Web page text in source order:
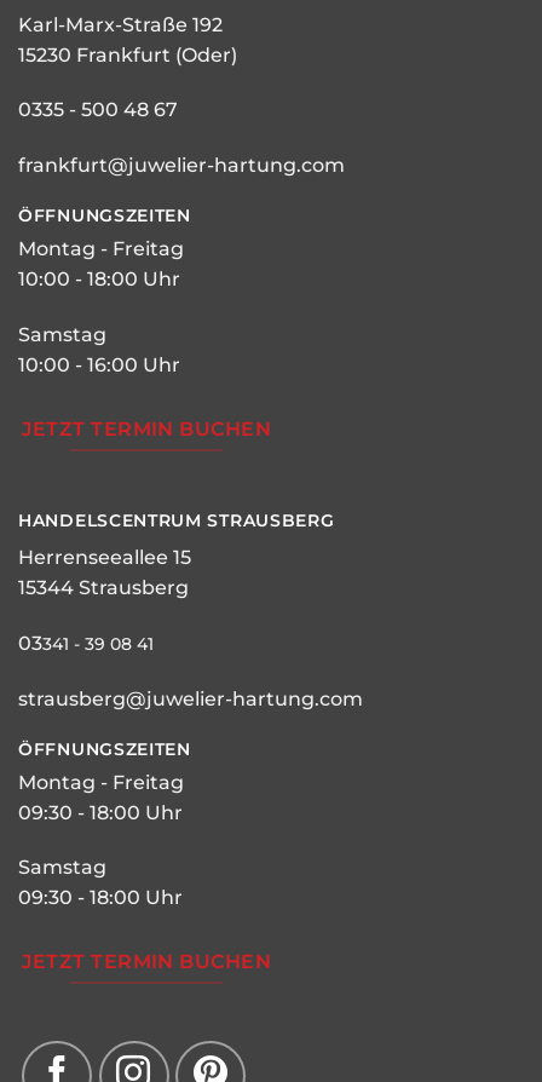
Karl-Marx-Straße 192
15230 Frankfurt (Oder)
0335 - 500 48 67
frankfurt@juwelier-hartung.com
ÖFFNUNGSZEITEN
Montag - Freitag
10:00 - 18:00 Uhr
Samstag
10:00 - 16:00 Uhr
JETZT TERMIN BUCHEN
HANDELSCENTRUM STRAUSBERG
Herrenseeallee 15
15344 Strausberg
03341 - 39 08 41
strausberg@juwelier-hartung.com
ÖFFNUNGSZEITEN
Montag - Freitag
09:30 - 18:00 Uhr
Samstag
09:30 - 18:00 Uhr
JETZT TERMIN BUCHEN